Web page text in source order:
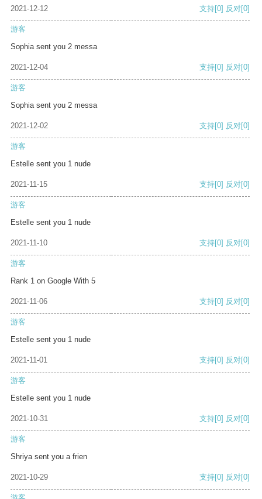
2021-12-12 支持[0] 反对[0]
游客
Sophia sent you 2 messa
2021-12-04 支持[0] 反对[0]
游客
Sophia sent you 2 messa
2021-12-02 支持[0] 反对[0]
游客
Estelle sent you 1 nude
2021-11-15 支持[0] 反对[0]
游客
Estelle sent you 1 nude
2021-11-10 支持[0] 反对[0]
游客
Rank 1 on Google With 5
2021-11-06 支持[0] 反对[0]
游客
Estelle sent you 1 nude
2021-11-01 支持[0] 反对[0]
游客
Estelle sent you 1 nude
2021-10-31 支持[0] 反对[0]
游客
Shriya sent you a frien
2021-10-29 支持[0] 反对[0]